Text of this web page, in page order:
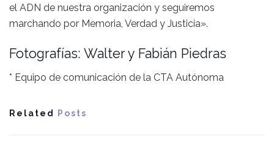
el ADN de nuestra organización y seguiremos
marchando por Memoria, Verdad y Justicia».
Fotografías: Walter y Fabián Piedras
* Equipo de comunicación de la CTA Autónoma
Related Posts